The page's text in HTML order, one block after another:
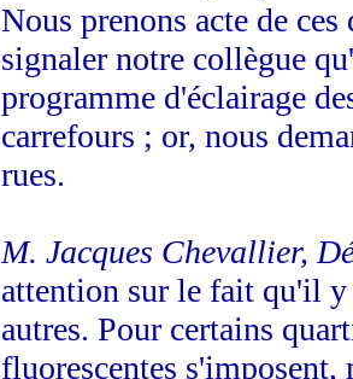
Nous prenons acte de
signaler notre collègue
programme d'éclairage
carrefours ; or, nous
rues.
M. Jacques Chevallier,
attention sur le fait qu'il y
autres. Pour certains
fluorescentes s'imposent,